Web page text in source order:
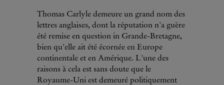
Thomas Carlyle demeure un grand nom des
lettres anglaises, dont la réputation n'a guère
été remise en question in Grande-Bretagne,
bien qu'elle ait été écornée en Europe
continentale et en Amérique. L'une des
raisons à cela est sans doute que le
Royaume-Uni est demeuré politiquement